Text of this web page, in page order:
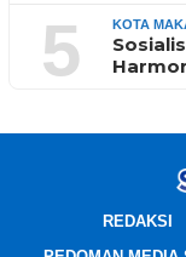
5 KOTA
REDAKSI